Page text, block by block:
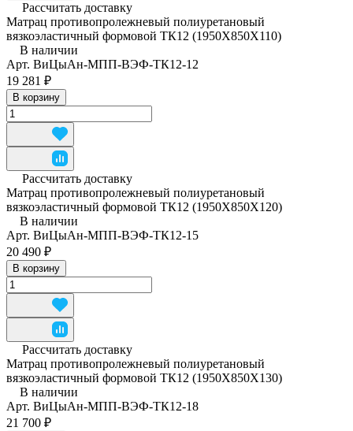
Рассчитать доставку
Матрац противопролежневый полиуретановый
вязкоэластичный формовой ТК12 (1950Х850Х110)
В наличии
Арт. ВиЦыАн-МПП-ВЭФ-ТК12-12
19 281 ₽
В корзину
Рассчитать доставку
Матрац противопролежневый полиуретановый
вязкоэластичный формовой ТК12 (1950Х850Х120)
В наличии
Арт. ВиЦыАн-МПП-ВЭФ-ТК12-15
20 490 ₽
В корзину
Рассчитать доставку
Матрац противопролежневый полиуретановый
вязкоэластичный формовой ТК12 (1950Х850Х130)
В наличии
Арт. ВиЦыАн-МПП-ВЭФ-ТК12-18
21 700 ₽